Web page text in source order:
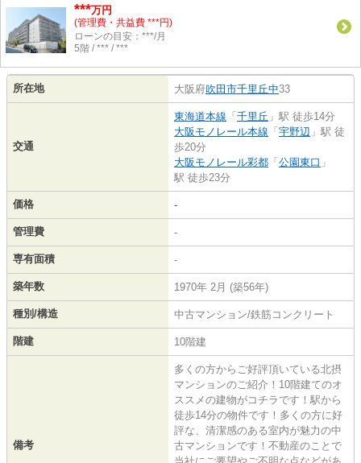
***万円
(管理費・共益費 ***円)
ローンの目安：***/月
5階 / *** / ***
所在地 大阪府吹田市千里丘中33
交通
東海道本線 「 千里丘 」駅 徒歩14分
大阪モノレール本線 「 宇野辺 」駅 徒
歩20分
大阪モノレール彩都 「 公園東口 」
駅 徒歩23分
価格 -
管理費 -
専有面積 -
築年数 1970年 2月 (築56年)
種別/構造 中古マンション/鉄筋コンクリート
階建 10階建
備考
多くの方からご好評頂いている北摂
マンションのご紹介！10階建てのオ
ススメの建物がコチラです！駅から
徒歩14分の物件です！多くの方に好
評な、清潔感のある室内が魅力の中
古マンションです！不動産のことで